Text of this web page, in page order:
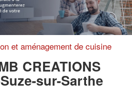
et aménagement de cuisine
CREATIONS
sur-Sarthe